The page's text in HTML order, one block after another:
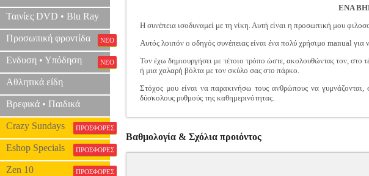
Ταινίες DVD • Blu Ray
Προσωπική φροντίδα ΝΕΟ
Ενδυση • Υπόδηση ΝΕΟ
Αθλητικά είδη
Βρεφικά • Παιδικά
Crazy Sundays ΠΡΟΣΦΟΡΕΣ
Eshop Specials ΠΡΟΣΦΟΡΕΣ
Zen 10 ΠΡΟΣΦΟΡΕΣ
ΕΝΑ
Η συνέπεια ισοδυναμεί με τη νίκη. Αυτή είναι η προσωπική μου
Αυτός λοιπόν ο οδηγός συνέπειας είναι ένα πολύ χρήσιμο manual
Τον έχω δημιουργήσει με τέτοιο τρόπο ώστε, ακολουθώντας τον, στο
ή μια χαλαρή βόλτα με τον σκύλο σας στο πάρκο.
Στόχος μου είναι να παρακινήσω τους ανθρώπους να
δύσκολους ρυθμούς της καθημερινότητας.
Βαθμολογία & Σχόλια προιόντος